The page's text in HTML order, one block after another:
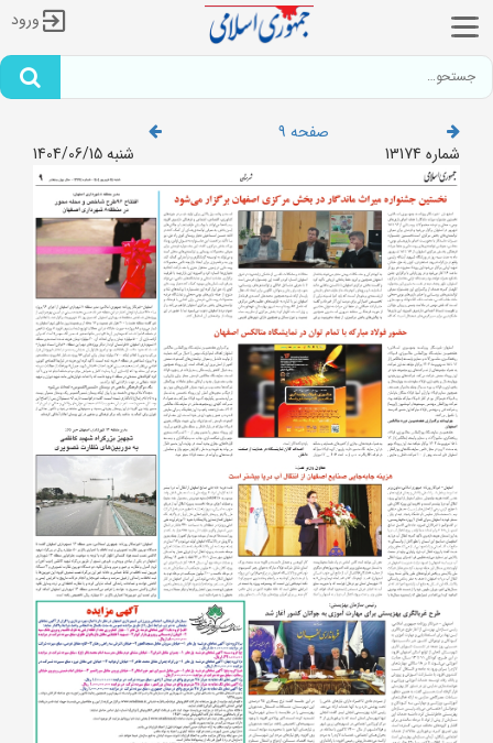
ورود
صفحه 9
شماره 13174
شنبه 1404/06/15